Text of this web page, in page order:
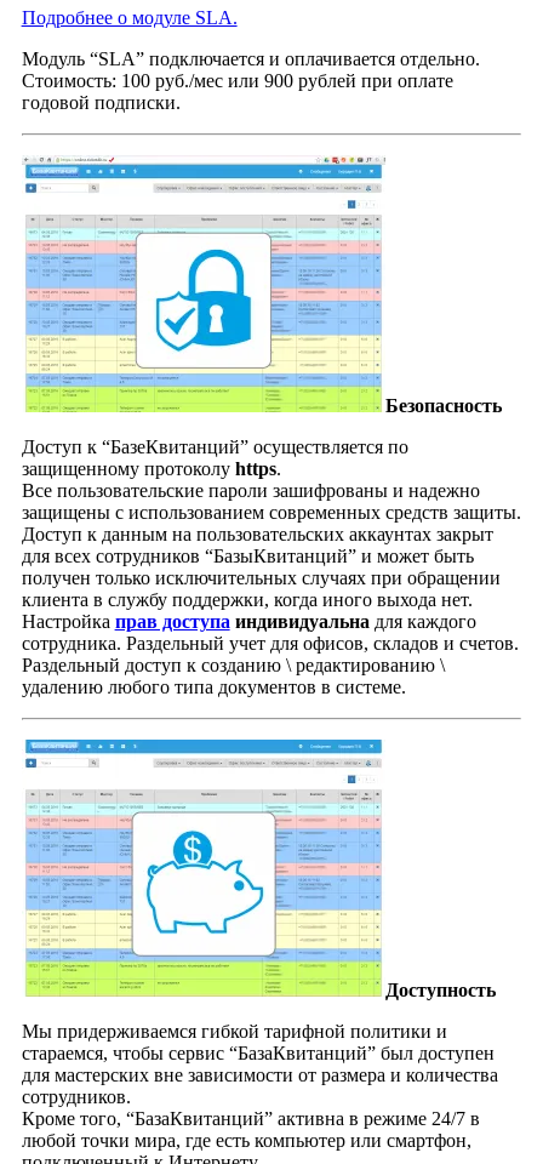
Подробнее о модуле SLA.
Модуль “SLA” подключается и оплачивается отдельно.
Стоимость: 100 руб./мес или 900 рублей при оплате
годовой подписки.
Безопасность
Доступ к “БазеКвитанций” осуществляется по
защищенному протоколу https.
Все пользовательские пароли зашифрованы и надежно
защищены с использованием современных средств защиты.
Доступ к данным на пользовательских аккаунтах закрыт
для всех сотрудников “БазыКвитанций” и может быть
получен только исключительных случаях при обращении
клиента в службу поддержки, когда иного выхода нет.
Настройка прав доступа индивидуальна для каждого
сотрудника. Раздельный учет для офисов, складов и счетов.
Раздельный доступ к созданию \ редактированию \
удалению любого типа документов в системе.
Доступность
Мы придерживаемся гибкой тарифной политики и
стараемся, чтобы сервис “БазаКвитанций” был доступен
для мастерских вне зависимости от размера и количества
сотрудников.
Кроме того, “БазаКвитанций” активна в режиме 24/7 в
любой точки мира, где есть компьютер или смартфон,